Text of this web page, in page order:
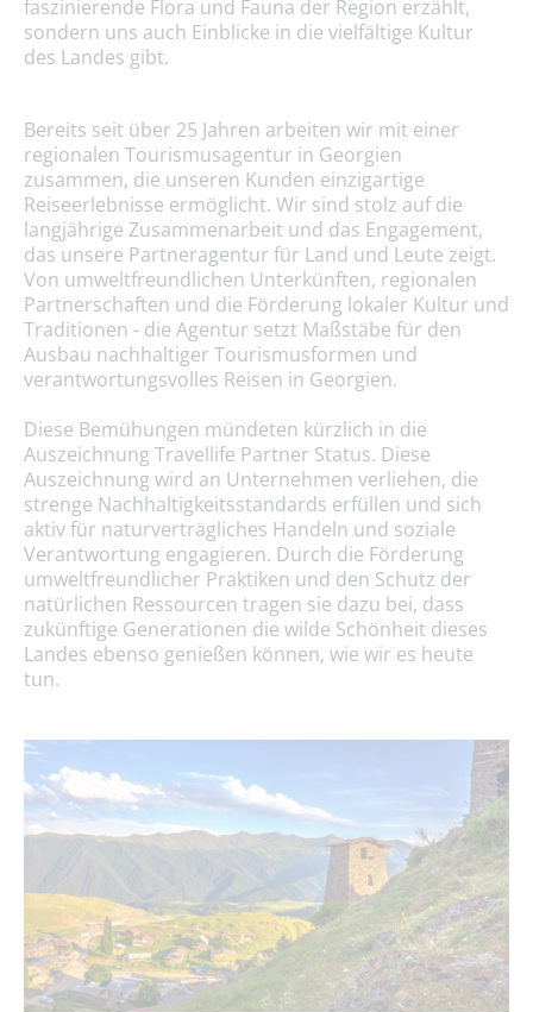
faszinierende Flora und Fauna der Region erzählt,
sondern uns auch Einblicke in die vielfältige Kultur
des Landes gibt.
Bereits seit über 25 Jahren arbeiten wir mit einer
regionalen Tourismusagentur in Georgien
zusammen, die unseren Kunden einzigartige
Reiseerlebnisse ermöglicht. Wir sind stolz auf die
langjährige Zusammenarbeit und das Engagement,
das unsere Partneragentur für Land und Leute zeigt.
Von umweltfreundlichen Unterkünften, regionalen
Partnerschaften und die Förderung lokaler Kultur und
Traditionen - die Agentur setzt Maßstäbe für den
Ausbau nachhaltiger Tourismusformen und
verantwortungsvolles Reisen in Georgien.
Diese Bemühungen mündeten kürzlich in die
Auszeichnung Travellife Partner Status. Diese
Auszeichnung wird an Unternehmen verliehen, die
strenge Nachhaltigkeitsstandards erfüllen und sich
aktiv für naturverträgliches Handeln und soziale
Verantwortung engagieren. Durch die Förderung
umweltfreundlicher Praktiken und den Schutz der
natürlichen Ressourcen tragen sie dazu bei, dass
zukünftige Generationen die wilde Schönheit dieses
Landes ebenso genießen können, wie wir es heute
tun.